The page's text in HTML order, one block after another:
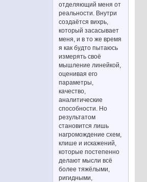
отделяющий меня от
реальности. Внутри
создаётся вихрь,
который засасывает
меня, и в то же время
я как будто пытаюсь
измерять своё
мышление линейкой,
оценивая его
параметры,
качество,
аналитические
способности. Но
результатом
становится лишь
нагромождение схем,
клише и искажений,
которые постепенно
делают мысли всё
более тяжёлыми,
ригидными,